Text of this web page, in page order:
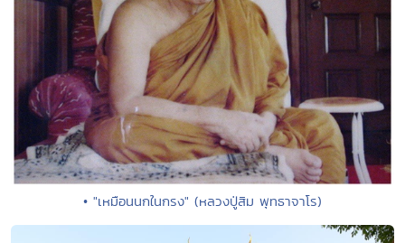
• "เหมือนนกในกรง" (หลวงปู่สิม พุทธาจาโร)